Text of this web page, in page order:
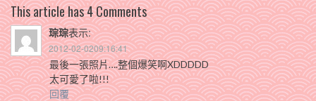
This article has 4 Comments
琮琮表示:
2012-02-0209:16:41
最後一張照片….整個爆笑啊XDDDDD
太可愛了啦!!!
回覆